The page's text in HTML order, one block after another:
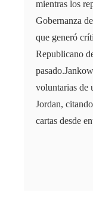
mientras los
Gobernanza
que generó
Republicano
voluntarias de
Jordan,
cartas desde